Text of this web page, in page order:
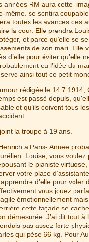
années RM aura cette
même, se sentira
toutes les avances des
la cour. Elle prendra
et parce qu’elle se
de son mari. Elle
d’elle pour éviter qu’elle
eu l’idée du
ainsi tout ce petit
rédigée le 14 7 1914,
est passé depuis,
et qu’ils doivent tous
la troupe à 19 ans.
à Paris- Année
Louise, vous voulez
le pianiste virtuose,
votre place
d’elle pour voler
vous jouez
émotionnellement
cette façade se
démesurée. J’ai dit tout à
pas assez forte
qui pèse 66 kg. Pour